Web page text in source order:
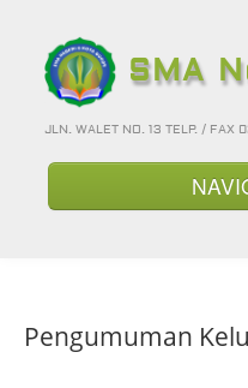
SMA
JLN. WALET NO. 13 TELP. / FAX
Album Foto
Pengumuman